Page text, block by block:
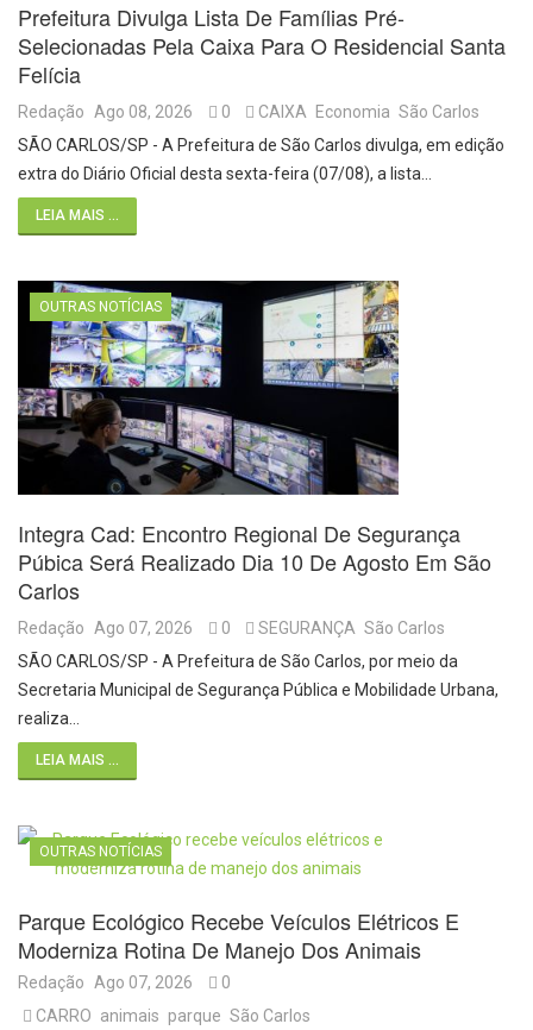
Prefeitura Divulga Lista De Famílias Pré-
Selecionadas Pela Caixa Para O Residencial Santa
Felícia
Redação Ago 08, 2026 0 CAIXA Economia São Carlos
SÃO CARLOS/SP - A Prefeitura de São Carlos divulga, em edição
extra do Diário Oficial desta sexta-feira (07/08), a lista…
LEIA MAIS ...
OUTRAS NOTÍCIAS
Integra Cad: Encontro Regional De Segurança
Púbica Será Realizado Dia 10 De Agosto Em São
Carlos
Redação Ago 07, 2026 0 SEGURANÇA São Carlos
SÃO CARLOS/SP - A Prefeitura de São Carlos, por meio da
Secretaria Municipal de Segurança Pública e Mobilidade Urbana,
realiza…
LEIA MAIS ...
OUTRAS NOTÍCIAS
Parque Ecológico Recebe Veículos Elétricos E
Moderniza Rotina De Manejo Dos Animais
Redação Ago 07, 2026
0
CARRO animais parque São Carlos